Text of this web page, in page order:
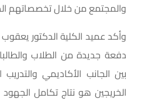
والمجتمع من خلال تخصصاتهم
وأكد عميد الكلية الدكتور يعقوب
دفعة جديدة من الطلاب
بين الجانب الأكاديمي
الخريجين هو نتاج تكامل